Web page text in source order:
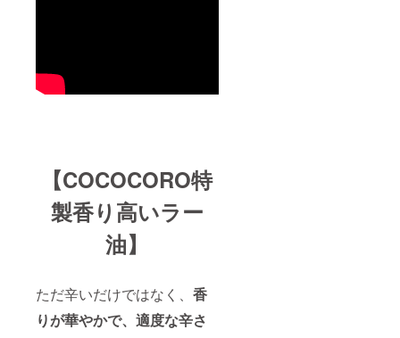
【COCOCORO特
製香り高いラー
油】
ただ辛いだけではなく、 香
りが華やかで、適度な辛さ